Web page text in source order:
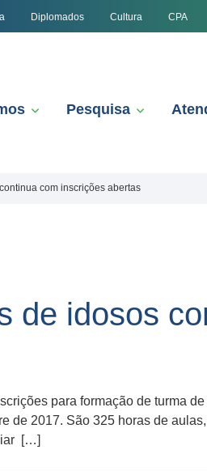
Diplomados Cultura CPA
Pesquisa
com inscrições abertas
de idosos
para formação de turma
de 2017. São 325 horas​ de​
[…]